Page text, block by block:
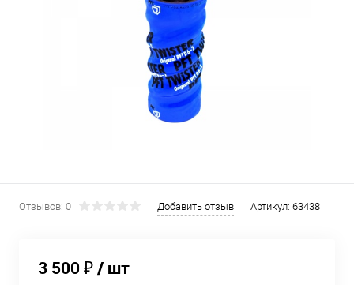
Отзывов: 0 Добавить отзыв Артикул: 63438
3 500 ₽/ шт